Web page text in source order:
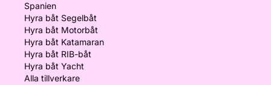
Spanien
Hyra båt Segelbåt
Hyra båt Motorbåt
Hyra båt Katamaran
Hyra båt RIB-båt
Hyra båt Yacht
Alla tillverkare